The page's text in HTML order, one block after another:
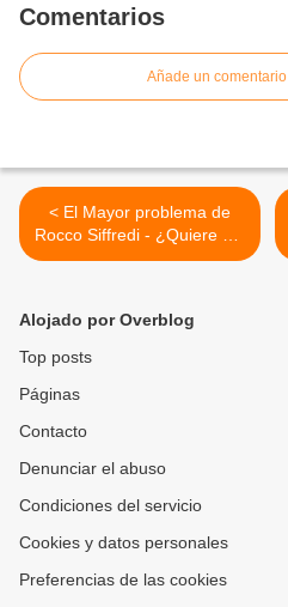
Comentarios
Añade un comentario
< El Mayor problema de
Rocco Siffredi - ¿Quiere ser
millonario?
Alojado por Overblog
Top posts
Páginas
Contacto
Denunciar el abuso
Condiciones del servicio
Cookies y datos personales
Preferencias de las cookies